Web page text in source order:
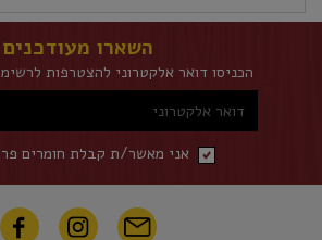
השארו מעודכנים
הכניסו דואר אלקטרוני להצטרפות
דואר אלקטרוני
אני מאשר/ת קבלת חומרים